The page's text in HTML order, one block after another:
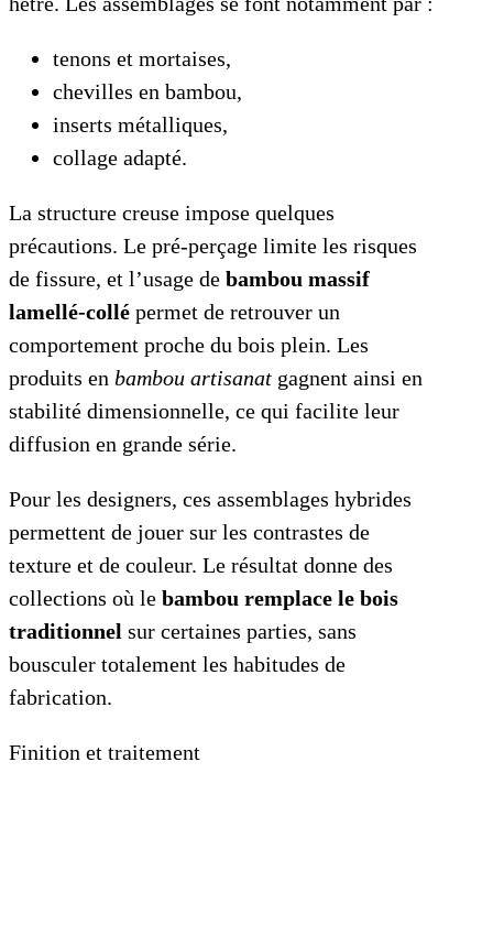
tenons et mortaises,
chevilles en bambou,
inserts métalliques,
collage adapté.
La structure creuse impose quelques
précautions. Le pré-perçage limite les risques
de fissure, et l’usage de bambou massif
lamellé-collé permet de retrouver un
comportement proche du bois plein. Les
produits en bambou artisanat gagnent ainsi en
stabilité dimensionnelle, ce qui facilite leur
diffusion en grande série.
Pour les designers, ces assemblages hybrides
permettent de jouer sur les contrastes de
texture et de couleur. Le résultat donne des
collections où le bambou remplace le bois
traditionnel sur certaines parties, sans
bousculer totalement les habitudes de
fabrication.
Finition et traitement